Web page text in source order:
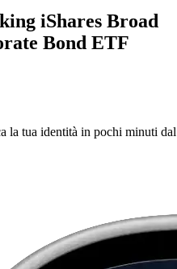
iShares Broad
Bond ETF
la tua identità in pochi minuti dal